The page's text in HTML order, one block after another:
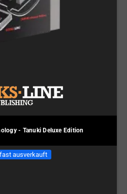
- Tanuki Deluxe Edition
ausverkauft